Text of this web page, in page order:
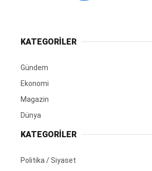
KATEGORİLER
Gündem
Ekonomi
Magazin
Dünya
KATEGORİLER
Politika / Siyaset